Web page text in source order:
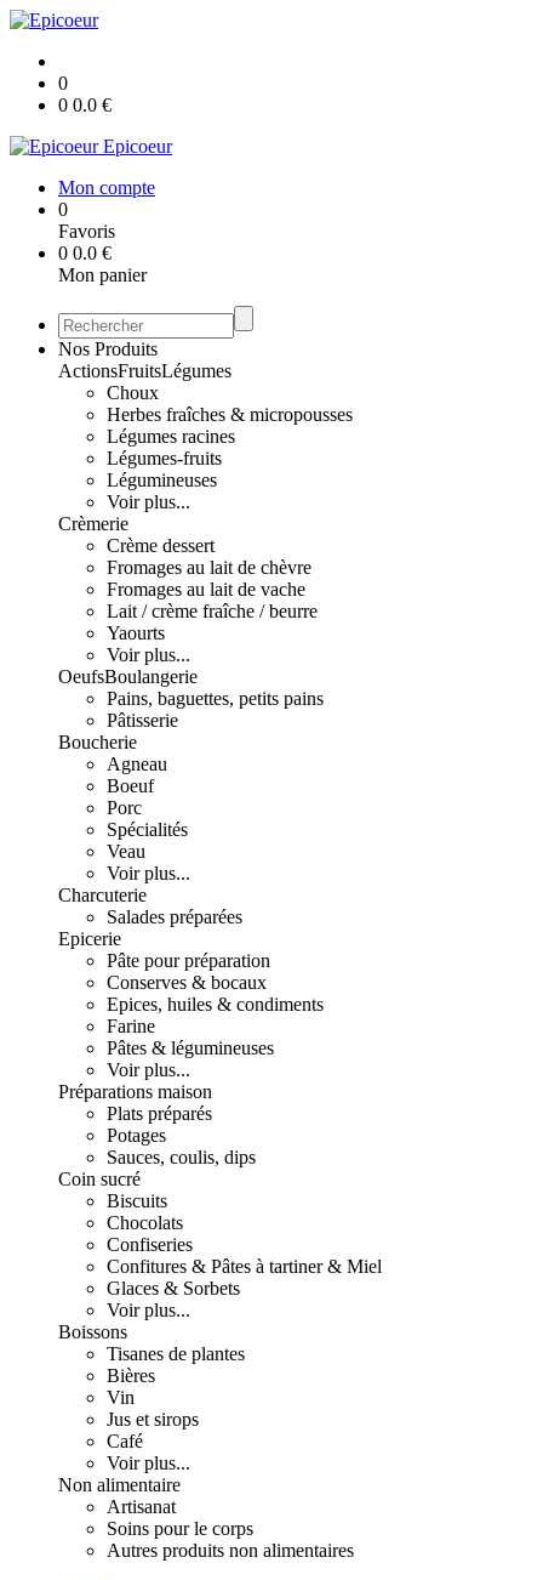
0
0 0.0 €
Epicoeur
Mon compte
0
Favoris
0 0.0 €
Mon panier
Nos Produits
ActionsFruitsLégumes
Choux
Herbes fraîches & micropousses
Légumes racines
Légumes-fruits
Légumineuses
Voir plus...
Crèmerie
Crème dessert
Fromages au lait de chèvre
Fromages au lait de vache
Lait / crème fraîche / beurre
Yaourts
Voir plus...
OeufsBoulangerie
Pains, baguettes, petits pains
Pâtisserie
Boucherie
Agneau
Boeuf
Porc
Spécialités
Veau
Voir plus...
Charcuterie
Salades préparées
Epicerie
Pâte pour préparation
Conserves & bocaux
Epices, huiles & condiments
Farine
Pâtes & légumineuses
Voir plus...
Préparations maison
Plats préparés
Potages
Sauces, coulis, dips
Coin sucré
Biscuits
Chocolats
Confiseries
Confitures & Pâtes à tartiner & Miel
Glaces & Sorbets
Voir plus...
Boissons
Tisanes de plantes
Bières
Vin
Jus et sirops
Café
Voir plus...
Non alimentaire
Artisanat
Soins pour le corps
Autres produits non alimentaires